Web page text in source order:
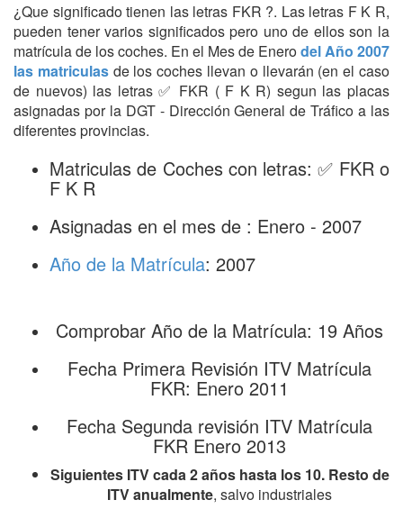
¿Que significado tienen las letras FKR ?. Las letras F K R,
pueden tener varios significados pero uno de ellos son la
matrícula de los coches. En el Mes de Enerodel Año 2007
las matriculas de los coches llevan o llevarán (en el caso
de nuevos) las letras ✅ FKR ( F K R) segun las placas
asignadas por la DGT - Dirección General de Tráfico a las
diferentes provincias.
Matriculas de Coches con letras: ✅ FKR o
F K R
Asignadas en el mes de : Enero - 2007
Año de la Matrícula: 2007
Comprobar Año de la Matrícula: 19 Años
Fecha Primera Revisión ITV Matrícula
FKR: Enero 2011
Fecha Segunda revisión ITV Matrícula
FKR Enero 2013
Siguientes ITV cada 2 años hasta los 10. Resto de
ITV anualmente, salvo industriales